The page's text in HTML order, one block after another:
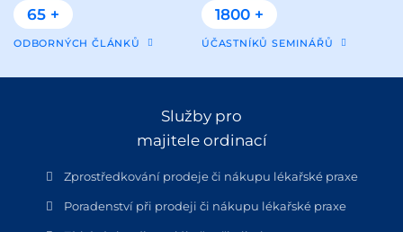
65 +
ODBORNÝCH ČLÁNKŮ
1800 +
ÚČASTNÍKŮ SEMINÁŘŮ
Služby pro
majitele ordinací
Zprostředkování prodeje či nákupu lékařské praxe
Poradenství při prodeji či nákupu lékařské praxe